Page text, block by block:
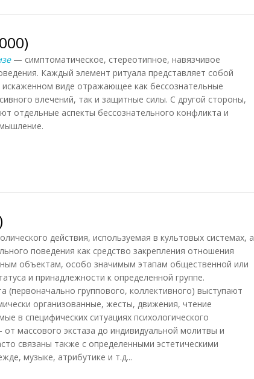
— симптоматическое, стереотипное, навязчивое
Каждый элемент ритуала представляет собой
виде отражающее как бессознательные
влечений, так и защитные силы. С другой стороны,
отдельные аспекты бессознательного конфликта и
действия, используемая в культовых системах, а
поведения как средство закрепления отношения
объектам, особо значимым этапам общественной или
и принадлежности к определенной группе.
(первоначально группового, коллективного) выступают
организованные, жесты, движения, чтение
в специфических ситуациях психологического
массового экстаза до индивидуальной молитвы и
связаны также с определенными эстетическими
музыке, атрибутике и т.д...